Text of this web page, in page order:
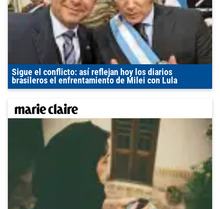
Sigue el conflicto: así reflejan hoy los diarios
brasileros el enfrentamiento de Milei con Lula